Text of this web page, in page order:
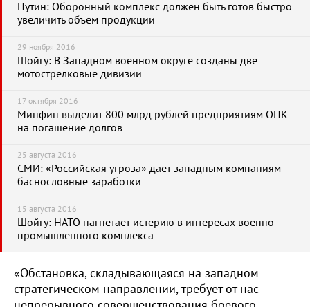
Путин: Оборонный комплекс должен быть готов быстро
увеличить объем продукции
29 ноября 2016
Шойгу: В Западном военном округе созданы две
мотострелковые дивизии
17 октября 2016
Минфин выделит 800 млрд рублей предприятиям ОПК
на погашение долгов
25 августа 2016
СМИ: «Российская угроза» дает западным компаниям
баснословные заработки
15 августа 2016
Шойгу: НАТО нагнетает истерию в интересах военно-
промышленного комплекса
«Обстановка, складывающаяся на западном
стратегическом направлении, требует от нас